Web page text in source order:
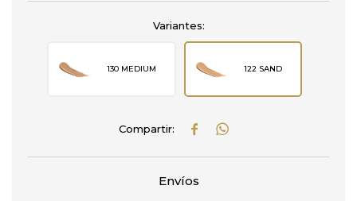
Variantes:
130 MEDIUM 122 SAND
 
Envíos